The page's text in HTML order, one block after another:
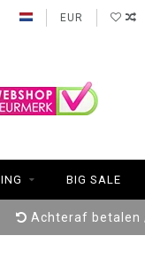
EUR
BIG SALE
Achteraf betalen